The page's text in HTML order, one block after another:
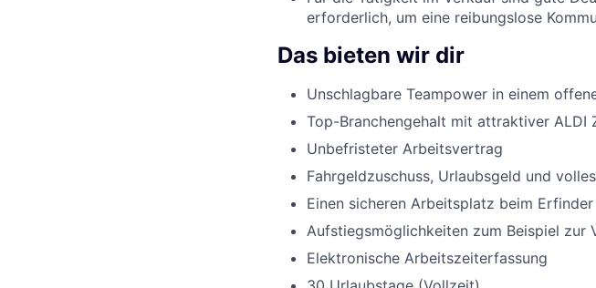
erforderlich, um eine reibungslose
Das bieten wir dir
Unschlagbare Teampower in einem
Top-Branchengehalt mit attraktiver ALDI
Unbefristeter Arbeitsvertrag
Fahrgeldzuschuss, Urlaubsgeld und
Einen sicheren Arbeitsplatz beim
Aufstiegsmöglichkeiten zum Beispiel
Elektronische Arbeitszeiterfassung